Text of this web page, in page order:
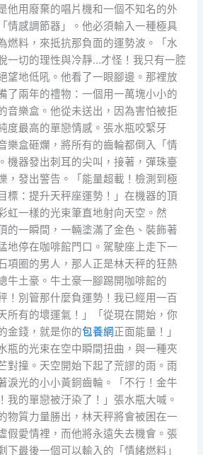
他用廢棄的唱片機和一個不知名的外
情感調節器」。他必須輸入一種極具
燃料，來抵抗那負面的運勢波。「水
一切的理性與冷靜…才怪！我只有一腔
望地低吼。他看了一眼腳邊。那裡放
了兩年的禮物：一個用一萬塊小小的
音樂盒。他從未送出，因為害怕被拒
度最高的單戀情感。張水瓶咬緊牙
樂盒砸爛，將所有的齒輪都倒入「情
機器發出刺耳的尖叫，接著，彈珠臺
，發出警告。「能量超載！檢測到極
標：提升天秤座運勢！」在機器的頂
虹一樣的光束筆直地射向天空。然
的一瞬間，一輛塗滿了金色、裝飾著
地停在咖啡館門口。駕駛座上走下一
項圈的男人，那人正是林天秤的狂熱
土豪。牛土豪一腳踢開咖啡館的
！別管那什麼負運勢！我已經用一百
所有的壞運氣！」「從現在開始，你
金錢，就是你的包養網正面能量！」
瓶的光束在空中瞬間扭曲，與一種夾
對撞。天空開始下起了荒謬的雨。雨
淚光的小小黃銅齒輪。「不行！金牛
我的單戀被汙染了！」張水瓶大喊。
物質力量勝出，林天秤將會被困在一
假愛情裡，而他將永遠失去機會。張
下最後一個可以輸入的「情緒燃料」